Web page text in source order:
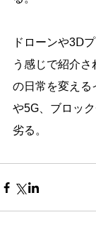
ドローンや3Ⅾ
う感じで紹介
の日常を変える
や5G、ブロッ
劣る。